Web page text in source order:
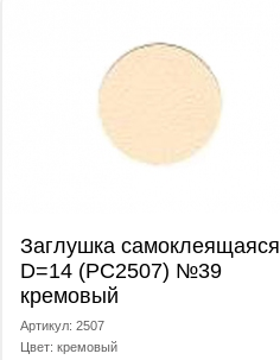
Заглушка самоклеящаяся
D=14 (РС2507) №39
кремовый
Артикул: 2507
Цвет: кремовый